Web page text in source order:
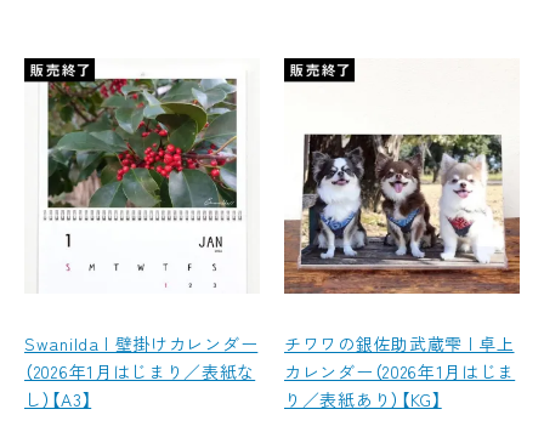
Swanilda | 壁掛けカレンダー
（2026年1月はじまり／表紙な
し）【A3】
チワワの銀佐助武蔵雫 | 卓上
カレンダー（2026年1月はじま
り／表紙あり）【KG】